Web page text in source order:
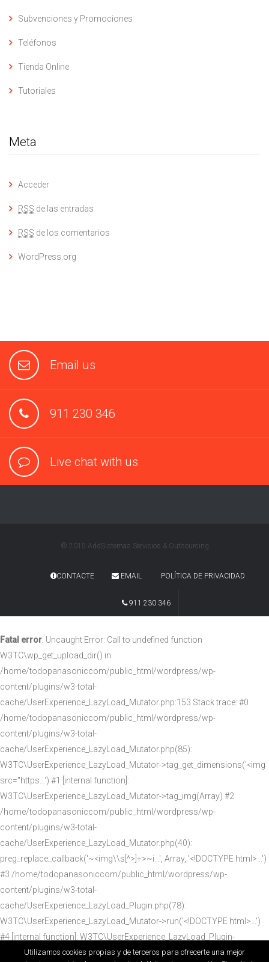
Subvenciones y Promociones
Teléfonos
Tienda Online
Tutoriales
Meta
Acceder
RSS de las entradas
RSS de los comentarios
WordPress.org
Email us
911 230 346
Live chat with us
© 2015 AddSistemas Servicios & Outsourcing
CONTACTE EMAIL POLÍTICA DE PRIVACIDAD
911 230 346
Utilizamos cookies propias y de terceros para ofrecerte una mejor
Fatal error: Uncaught Error: Call to undefined function
W3TC\wp_get_upload_dir() in
/home/todopanasoniccom/public_html/wordpress/wp-
content/plugins/w3-total-
cache/UserExperience_LazyLoad_Mutator.php:153 Stack trace: #0
/home/todopanasoniccom/public_html/wordpress/wp-
content/plugins/w3-total-
cache/UserExperience_LazyLoad_Mutator.php(85):
W3TC\UserExperience_LazyLoad_Mutator->tag_get_dimensions('<img
src="https...') #1 [internal function]:
W3TC\UserExperience_LazyLoad_Mutator->tag_img(Array) #2
/home/todopanasoniccom/public_html/wordpress/wp-
content/plugins/w3-total-
cache/UserExperience_LazyLoad_Mutator.php(40):
preg_replace_callback('~<img\\s[^>]+>~i...', Array, '<!DOCTYPE html>...')
#3 /home/todopanasoniccom/public_html/wordpress/wp-
content/plugins/w3-total-
cache/UserExperience_LazyLoad_Plugin.php(78):
W3TC\UserExperience_LazyLoad_Mutator->run('<!DOCTYPE html>...')
#4 [internal function]: W3TC\UserExperience_LazyLoad_Plugin-
>ob_callback('<!DOCTYPE html>...') #5